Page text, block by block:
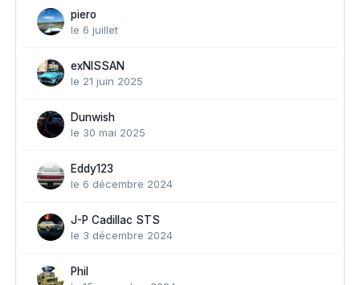
piero
le 6 juillet
exNISSAN
le 21 juin 2025
Dunwish
le 30 mai 2025
Eddy123
le 6 décembre 2024
J-P Cadillac STS
le 3 décembre 2024
Phil